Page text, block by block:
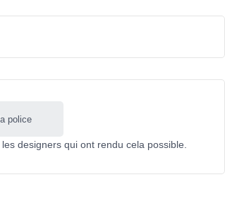
police
designers qui ont rendu cela possible.